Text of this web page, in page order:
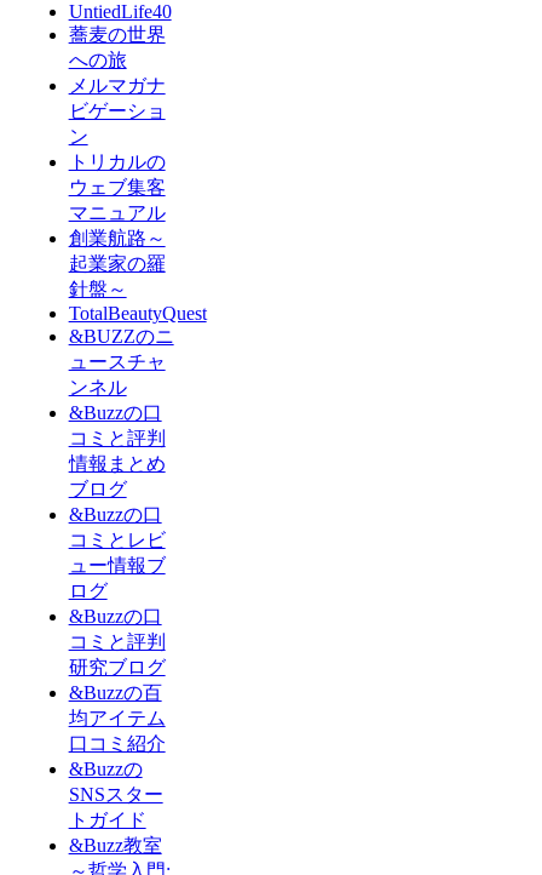
UntiedLife40
蕎麦の世界
への旅
メルマガナ
ビゲーショ
ン
トリカルの
ウェブ集客
マニュアル
創業航路～
起業家の羅
針盤～
TotalBeautyQuest
&BUZZのニ
ュースチャ
ンネル
&Buzzの口
コミと評判
情報まとめ
ブログ
&Buzzの口
コミとレビ
ュー情報ブ
ログ
&Buzzの口
コミと評判
研究ブログ
&Buzzの百
均アイテム
口コミ紹介
&Buzzの
SNSスター
トガイド
&Buzz教室